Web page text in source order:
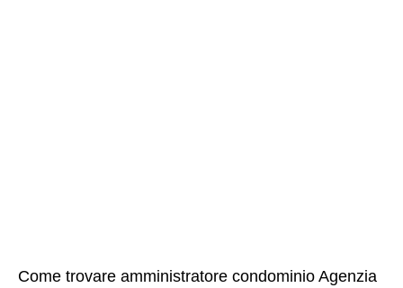
Come trovare amministratore condominio Agenzia